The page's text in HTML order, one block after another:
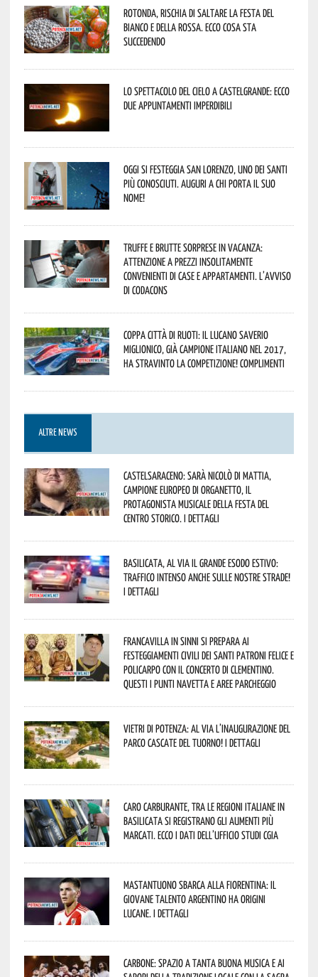
Rotonda, rischia di saltare la Festa del
Bianco e della Rossa. Ecco cosa sta
succedendo
Lo spettacolo del cielo a Castelgrande: ecco
due appuntamenti imperdibili
Oggi si festeggia San Lorenzo, uno dei Santi
più conosciuti. Auguri a chi porta il suo
nome!
Truffe e brutte sorprese in vacanza:
attenzione a prezzi insolitamente
convenienti di case e appartamenti. L’avviso
di Codacons
Coppa Città di Ruoti: il lucano Saverio
Miglionico, già campione italiano nel 2017,
ha stravinto la competizione! Complimenti
ALTRE NEWS
Castelsaraceno: sarà Nicolò Di Mattia,
Campione Europeo di Organetto, il
protagonista musicale della Festa del
Centro Storico. I dettagli
Basilicata, al via il grande esodo estivo:
traffico intenso anche sulle nostre strade!
I dettagli
Francavilla in Sinni si prepara ai
Festeggiamenti civili dei Santi Patroni Felice e
Policarpo con il concerto di Clementino.
Questi i punti navetta e aree parcheggio
Vietri di Potenza: al via l’inaugurazione del
Parco Cascate del Tuorno! I dettagli
Caro carburante, tra le regioni italiane in
Basilicata si registrano gli aumenti più
marcati. Ecco i dati dell’Ufficio studi CGIA
Mastantuono sbarca alla Fiorentina: il
giovane talento argentino ha origini
lucane. I dettagli
Carbone: spazio a tanta buona musica e ai